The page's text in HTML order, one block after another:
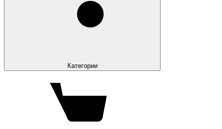
Категории